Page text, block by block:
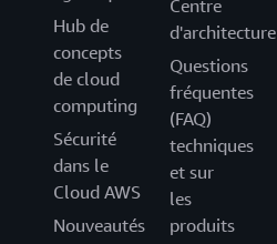
Hub de
concepts
de cloud
computing
Sécurité
dans le
Cloud AWS
Nouveautés
Centre
d'architecture
Questions
fréquentes
(FAQ)
techniques
et sur
les
produits